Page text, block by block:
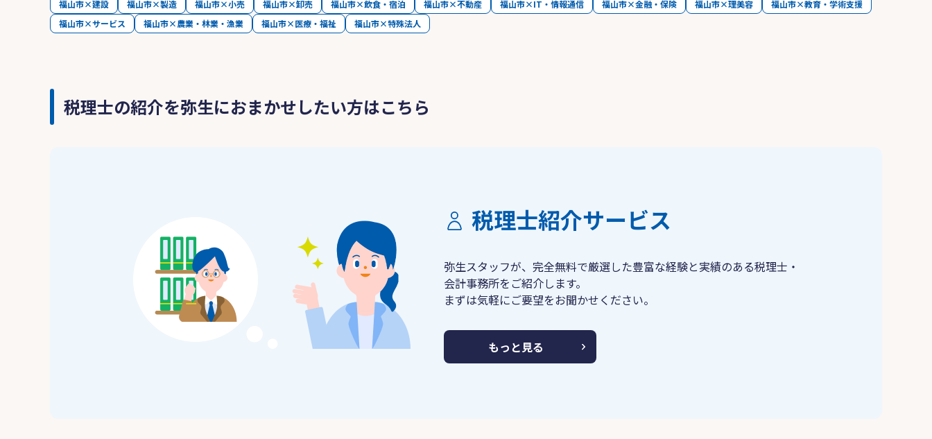
福山市×建設 福山市×製造 福山市×小売 福山市×卸売 福山市×飲食・宿泊 福山市×不動産 福山市×IT・情報通信 福山市×金融・保険 福山市×理美容
福山市×教育・学術支援
福山市×サービス
福山市×農業・林業・漁業 福山市×医療・福祉 福山市×特殊法人
税理士の紹介を弥生におまかせしたい方はこちら
税理士紹介サービス
弥生スタッフが、完全無料で厳選した豊富な経験と実績のある税理士・
会計事務所をご紹介します。
まずは気軽にご要望をお聞かせください。
もっと見る